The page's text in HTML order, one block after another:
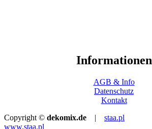
Informationen
AGB & Info
Datenschutz
Kontakt
Copyright © dekomix.de | staa.pl
www.staa.pl